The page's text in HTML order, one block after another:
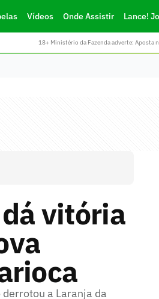
Vídeos Onde Assistir Lance!
18+ Ministério da Fazenda adverte: Aposta
vitória
a Laranja da